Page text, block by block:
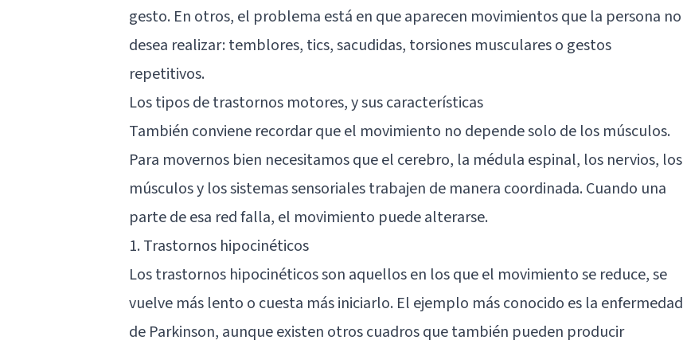
gesto. En otros, el problema está en que aparecen movimientos que la persona no
desea realizar: temblores, tics, sacudidas, torsiones musculares o gestos
repetitivos.
Los tipos de trastornos motores, y sus características
También conviene recordar que el movimiento no depende solo de los músculos.
Para movernos bien necesitamos que el cerebro, la médula espinal, los nervios, los
músculos y los sistemas sensoriales trabajen de manera coordinada. Cuando una
parte de esa red falla, el movimiento puede alterarse.
1. Trastornos hipocinéticos
Los trastornos hipocinéticos son aquellos en los que el movimiento se reduce, se
vuelve más lento o cuesta más iniciarlo. El ejemplo más conocido es la enfermedad
de Parkinson, aunque existen otros cuadros que también pueden producir